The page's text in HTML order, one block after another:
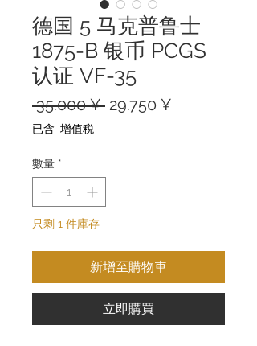
德国 5 马克普鲁士
1875-B 银币 PCGS
认证 VF-35
35.000 ¥ 一
29.750 ¥
已含 增值税
數量 *
只剩 1 件庫存
新增至購物車
立即購買